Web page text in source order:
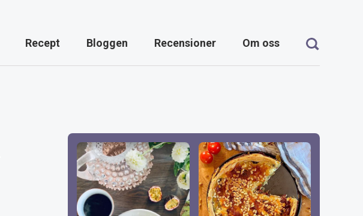
Recept Bloggen Recensioner Om oss